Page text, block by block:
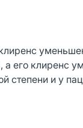
его клиренс
степени и у